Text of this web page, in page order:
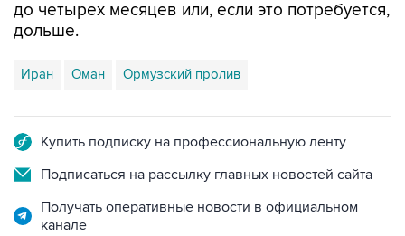
Ранее в МИД Ирана сообщали, что Тегеран и
маршрута для движения судов через
что потенциальное соглашение Ирана и Омана
по Ормузскому проливу не сможет
гарантировать безопасность в водном
действий США.